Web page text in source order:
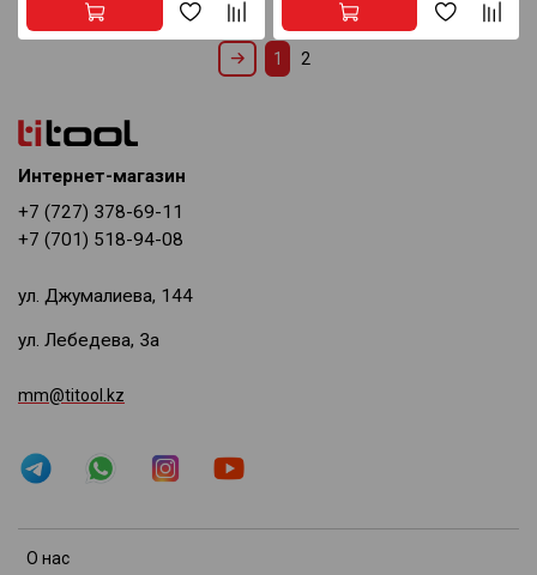
1 2
О нас
Интернет-магазин
+7 (727) 378-69-11
+7 (701) 518-94-08
ул. Джумалиева, 144
ул. Лебедева, 3а
mm@titool.kz